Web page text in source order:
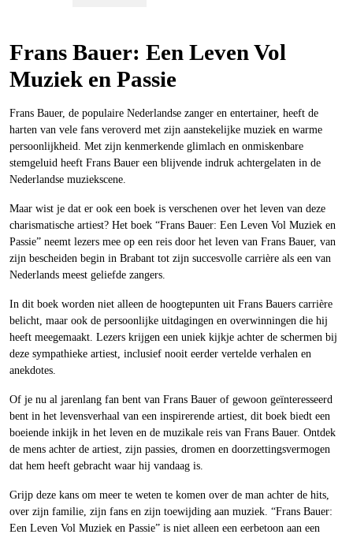
Frans Bauer: Een Leven Vol
Muziek en Passie
Frans Bauer, de populaire Nederlandse zanger en entertainer, heeft de
harten van vele fans veroverd met zijn aanstekelijke muziek en warme
persoonlijkheid. Met zijn kenmerkende glimlach en onmiskenbare
stemgeluid heeft Frans Bauer een blijvende indruk achtergelaten in de
Nederlandse muziekscene.
Maar wist je dat er ook een boek is verschenen over het leven van deze
charismatische artiest? Het boek “Frans Bauer: Een Leven Vol Muziek en
Passie” neemt lezers mee op een reis door het leven van Frans Bauer, van
zijn bescheiden begin in Brabant tot zijn succesvolle carrière als een van
Nederlands meest geliefde zangers.
In dit boek worden niet alleen de hoogtepunten uit Frans Bauers carrière
belicht, maar ook de persoonlijke uitdagingen en overwinningen die hij
heeft meegemaakt. Lezers krijgen een uniek kijkje achter de schermen bij
deze sympathieke artiest, inclusief nooit eerder vertelde verhalen en
anekdotes.
Of je nu al jarenlang fan bent van Frans Bauer of gewoon geïnteresseerd
bent in het levensverhaal van een inspirerende artiest, dit boek biedt een
boeiende inkijk in het leven en de muzikale reis van Frans Bauer. Ontdek
de mens achter de artiest, zijn passies, dromen en doorzettingsvermogen
dat hem heeft gebracht waar hij vandaag is.
Grijp deze kans om meer te weten te komen over de man achter de hits,
over zijn familie, zijn fans en zijn toewijding aan muziek. “Frans Bauer:
Een Leven Vol Muziek en Passie” is niet alleen een eerbetoon aan een